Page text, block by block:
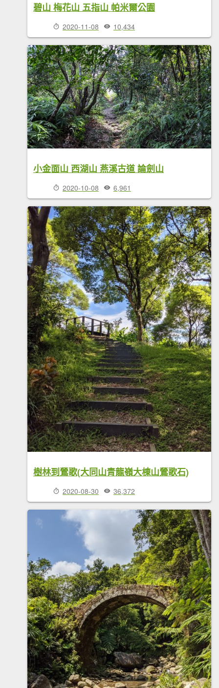
碧山 梅花山 五指山 帕米爾公園
2020-11-08 10,434
小金面山 西湖山 燕溪古道 論劍山
2020-10-08 6,961
樹林到鶯歌(大同山青龍嶺大棟山鶯歌石)
2020-08-30 36,372